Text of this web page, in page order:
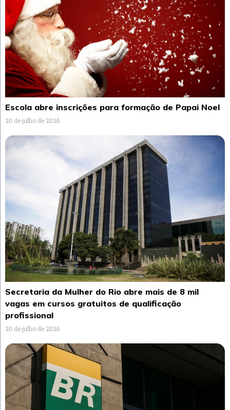
Escola abre inscrições para formação de Papai Noel
20 de julho de 2026
Secretaria da Mulher do Rio abre mais de 8 mil
vagas em cursos gratuitos de qualificação
profissional
20 de julho de 2026